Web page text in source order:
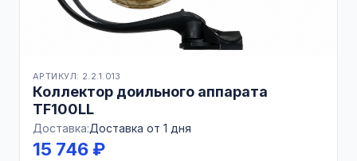
АРТИКУЛ: 2.2.1.013
Коллектор доильного аппарата
TF100LL
Доставка:Доставка от 1 дня
15 746 ₽